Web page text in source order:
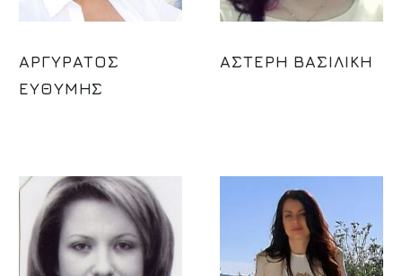
ΑΡΓΥΡΑΤΟΣ
ΕΥΘΥΜΗΣ
ΑΣΤΕΡΗ ΒΑΣΙΛΙΚΗ